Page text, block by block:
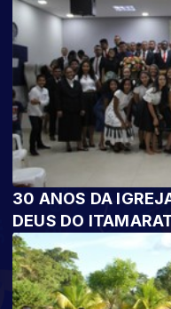
30 ANOS DA
DEUS DO